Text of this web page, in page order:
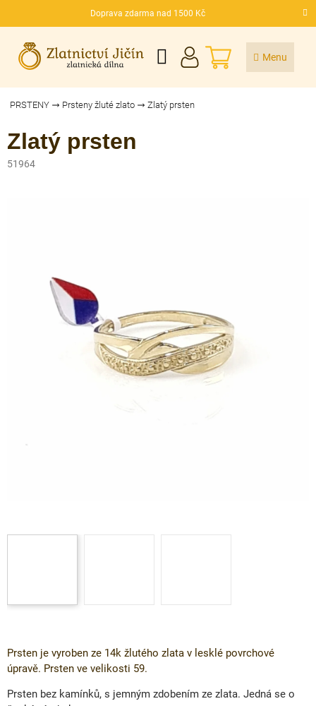
Doprava zdarma nad 1500 Kč
CZK
NÁKUPNÍ
KOŠÍK
PRSTENY Prsteny žluté zlato Zlatý prsten
Zlatý prsten
51964
Prsten je vyroben ze 14k žlutého zlata v lesklé povrchové
úpravě. Prsten ve velikosti 59.
Prsten bez kamínků, s jemným zdobením ze zlata. Jedná se o